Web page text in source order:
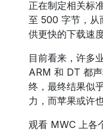
正在制定相关标
至 500 字节，从
供更快的下载速度
目前看来，许多
ARM 和 DT 都
终，最终结果似
力，而苹果或许
观看 MWC 上各